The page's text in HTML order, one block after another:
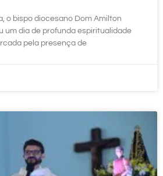
o bispo diocesano Dom Amilton
um dia de profunda espiritualidade
pela presença de